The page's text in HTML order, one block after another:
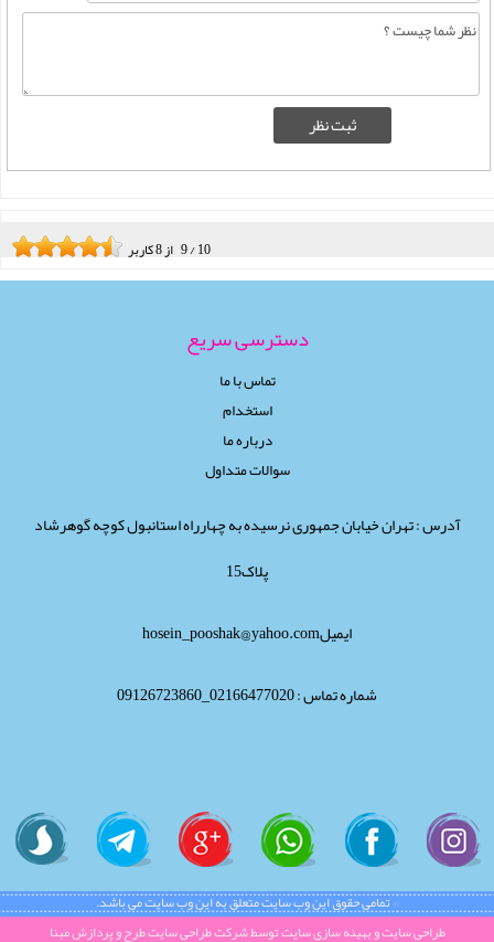
9/10 از8کاربر
دسترسی سریع
تماس با ما
استخدام
درباره ما
سوالات متداول
آدرس : تهران خیابان جمهوری نرسیده به چهارراه استانبول کوچه گوهرشاد
پلاک15
ایمیلhosein_pooshak@yahoo.com
شماره تماس : 02166477020_09126723860
© تمامی حقوق این وب سایت متعلق به این وب سایت می باشد.
طراحی سایتوبهینه سازی سایتتوسطشرکت طراحی سایتطرح و پردازش مبنا